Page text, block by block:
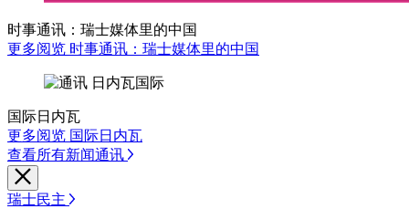
时事通讯：瑞士媒体里的中国
更多阅览 时事通讯：瑞士媒体里的中国
国际日内瓦
更多阅览 国际日内瓦
查看所有新闻通讯
瑞士民主